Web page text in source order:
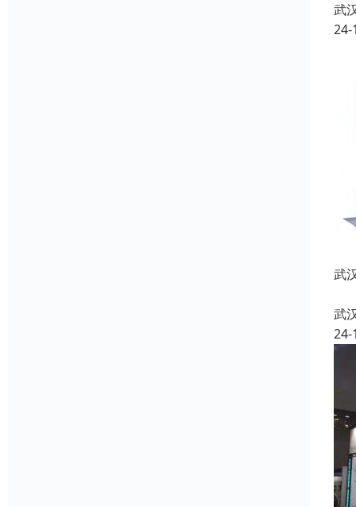
武
24-
武
武
24-